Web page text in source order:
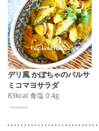
デリ風 かぼちゃのバルサ
ミコマヨサラダ
83kcal 食塩 0.4g